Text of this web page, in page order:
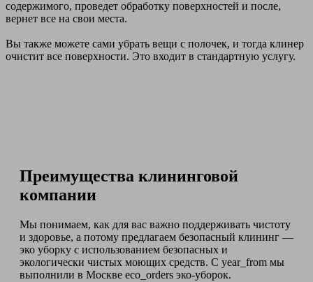
содержимого, проведет обработку поверхностей и после,
вернет все на свои места.
Вы также можете сами убрать вещи с полочек, и тогда клинер
очистит все поверхности. Это входит в стандартную услугу.
Преимущества клининговой
компании
Мы понимаем, как для вас важно поддерживать чистоту
и здоровье, а потому предлагаем безопасный клининг —
эко уборку с использованием безопасных и
экологически чистых моющих средств. С year_from мы
выполнили в Москве eco_orders эко-уборок.